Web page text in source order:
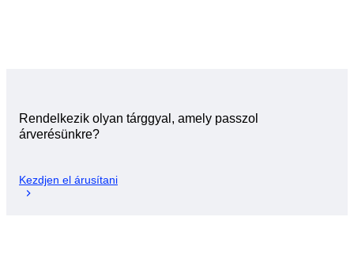
Rendelkezik olyan tárggyal, amely passzol
árverésünkre?
Kezdjen el árusítani